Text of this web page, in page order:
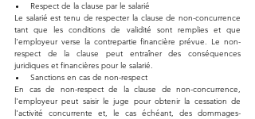
Respect de la clause par le salarié
Le salarié est tenu de respecter la clause de non-concurrence
tant que les conditions de validité sont remplies et que
l'employeur verse la contrepartie financière prévue. Le non-
respect de la clause peut entraîner des conséquences
juridiques et financières pour le salarié.
Sanctions en cas de non-respect
En cas de non-respect de la clause de non-concurrence,
l'employeur peut saisir le juge pour obtenir la cessation de
l'activité concurrente et, le cas échéant, des dommages-